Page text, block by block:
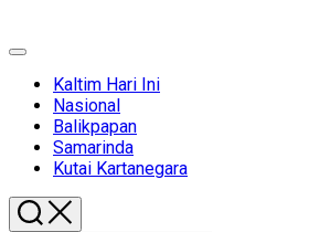
Expand
Kaltim Hari Ini
Nasional
Balikpapan
Samarinda
Kutai Kartanegara